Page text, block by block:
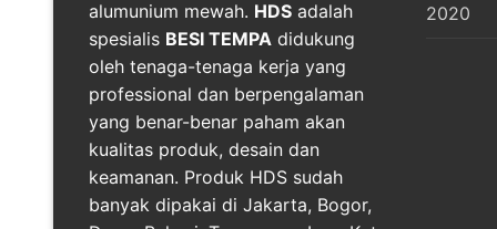
alumunium mewah. HDS adalah
spesialis BESI TEMPA didukung
oleh tenaga-tenaga kerja yang
professional dan berpengalaman
yang benar-benar paham akan
kualitas produk, desain dan
keamanan. Produk HDS sudah
banyak dipakai di Jakarta, Bogor,
2020